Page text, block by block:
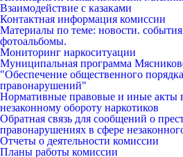
Взаимодействие с казаками
Контактная информация комиссии
Материалы по теме: новости.
фотоальбомы.
Мониторинг наркоситуации
Муниципальная программа
"Обеспечение общественного
правонарушений"
Нормативные правовые и иные акты
незаконному обороту наркотиков
Обратная связь для сообщений о
правонарушениях в сфере
Отчеты о деятельности комиссии
Планы работы комиссии